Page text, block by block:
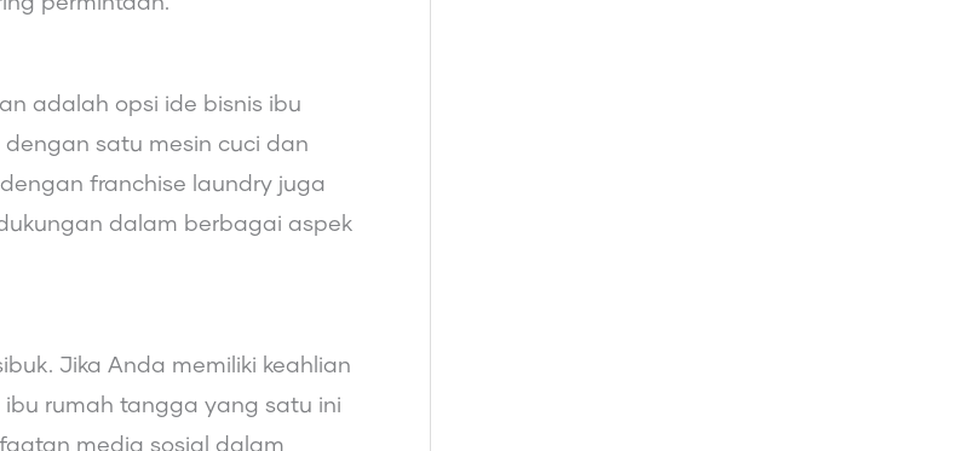
adalah opsi ide bisnis ibu
satu mesin cuci dan
franchise laundry juga
dalam berbagai aspek
Jika Anda memiliki keahlian
rumah tangga yang satu ini
media sosial dalam